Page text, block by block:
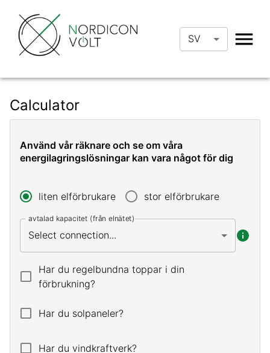
SV
Calculator
Använd vår räknare och se om våra
energilagringslösningar kan vara något för dig
liten elförbrukare stor elförbrukare
avtalad kapacitet (från elnätet)
Select connection...
Har du regelbundna toppar i din
förbrukning?
Har du solpaneler?
Har du vindkraftverk?